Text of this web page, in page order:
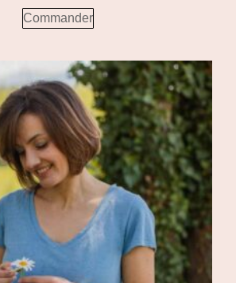
Commander